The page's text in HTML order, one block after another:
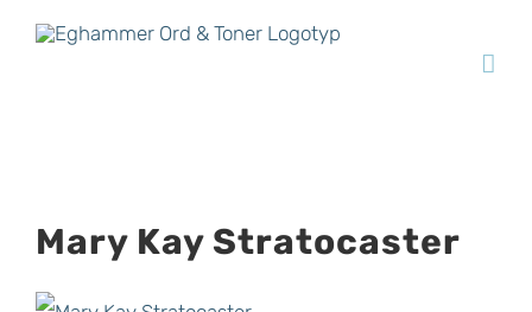
Fortsätt
Mary Kay Stratocaster